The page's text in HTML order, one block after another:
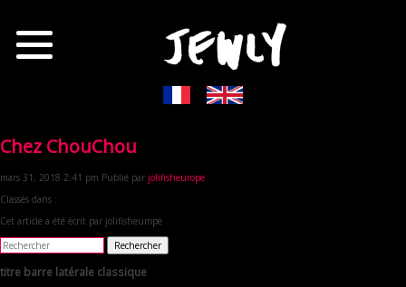
Chez ChouChou
mars 31, 2018 2:41 pm Publié par jolifisheurope
Classés dans :
Cet article a été écrit par jolifisheurope
Rechercher
titre barre latérale classique